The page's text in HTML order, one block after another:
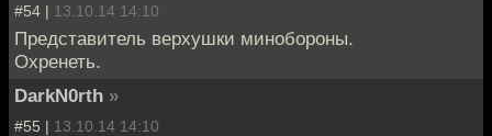
#54 | 13.10.14 14:10
Представитель верхушки минобороны.
Охренеть.
DarkN0rth »
#55 | 13.10.14 14:10